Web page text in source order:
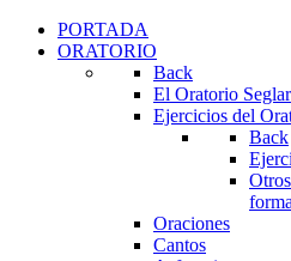
PORTADA
ORATORIO
Back
El Oratorio Seglar
Ejercicios del
Back
Oraciones
Cantos